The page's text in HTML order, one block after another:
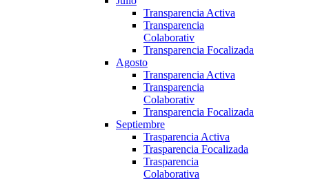
Transparencia Activa
Transparencia
Colaborativ
Transparencia Focalizada
Agosto
Transparencia Activa
Transparencia
Colaborativ
Transparencia Focalizada
Septiembre
Trasparencia Activa
Trasparencia Focalizada
Trasparencia
Colaborativa